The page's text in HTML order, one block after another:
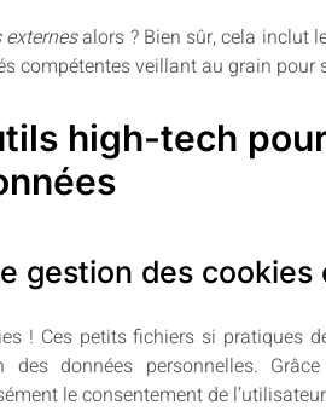
alors ? Bien sûr, cela inclut
compétentes veillant au grain pour
high-tech
gestion des
! Ces petits fichiers si pratiques
des données personnelles.
le consentement de